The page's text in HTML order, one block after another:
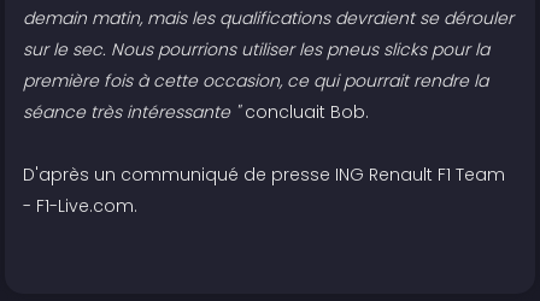
demain matin, mais les qualifications devraient se dérouler
sur le sec. Nous pourrions utiliser les pneus slicks pour la
première fois à cette occasion, ce qui pourrait rendre la
séance très intéressante "concluait Bob.
D'après un communiqué de presse ING Renault F1 Team
- F1-Live.com.